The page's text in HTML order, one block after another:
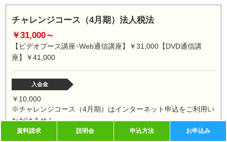
資料請求 説明会 申込方法 お申込み
チャレンジコース（4月期）法人税法
￥31,000～
【ビデオブース講座･Web通信講座】￥31,000【DVD通信講
座】￥41,000
入会金
￥10,000
※チャレンジコース（4月期）はインターネット申込をご利用い
ただけません。